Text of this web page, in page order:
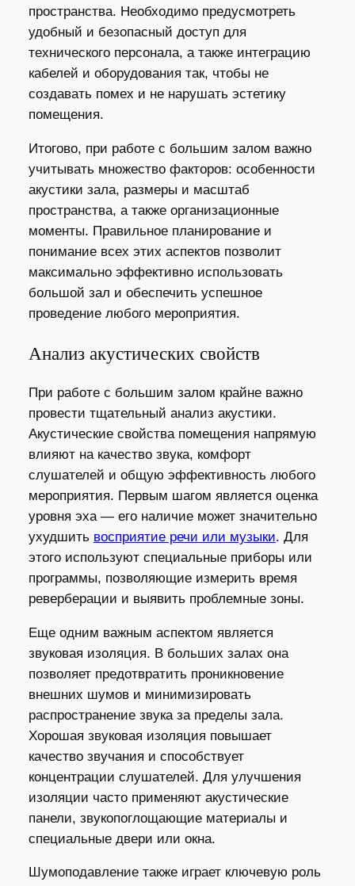
пространства. Необходимо предусмотреть
удобный и безопасный доступ для
технического персонала, а также интеграцию
кабелей и оборудования так, чтобы не
создавать помех и не нарушать эстетику
помещения.
Итогово, при работе с большим залом важно
учитывать множество факторов: особенности
акустики зала, размеры и масштаб
пространства, а также организационные
моменты. Правильное планирование и
понимание всех этих аспектов позволит
максимально эффективно использовать
большой зал и обеспечить успешное
проведение любого мероприятия.
Анализ акустических свойств
При работе с большим залом крайне важно
провести тщательный анализ акустики.
Акустические свойства помещения напрямую
влияют на качество звука, комфорт
слушателей и общую эффективность любого
мероприятия. Первым шагом является оценка
уровня эха — его наличие может значительно
ухудшить восприятие речи или музыки. Для
этого используют специальные приборы или
программы, позволяющие измерить время
реверберации и выявить проблемные зоны.
Еще одним важным аспектом является
звуковая изоляция. В больших залах она
позволяет предотвратить проникновение
внешних шумов и минимизировать
распространение звука за пределы зала.
Хорошая звуковая изоляция повышает
качество звучания и способствует
концентрации слушателей. Для улучшения
изоляции часто применяют акустические
панели, звукопоглощающие материалы и
специальные двери или окна.
Шумоподавление также играет ключевую роль